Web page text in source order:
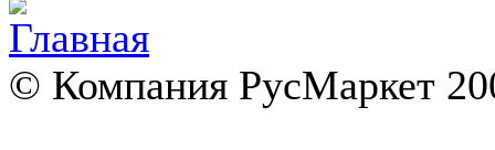
© Компания РусМаркет